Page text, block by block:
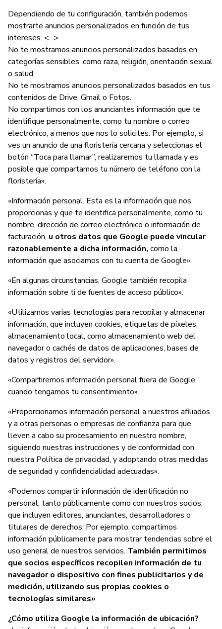
Dependiendo de tu configuración, también podemos
mostrarte anuncios personalizados en función de tus
intereses. <...>
No te mostramos anuncios personalizados basados en
categorías sensibles, como raza, religión, orientación sexual
o salud.
No te mostramos anuncios personalizados basados en tus
contenidos de Drive, Gmail o Fotos.
No compartimos con los anunciantes información que te
identifique personalmente, como tu nombre o correo
electrónico, a menos que nos lo solicites. Por ejemplo, si
ves un anuncio de una floristería cercana y seleccionas el
botón “Toca para llamar”, realizaremos tu llamada y es
posible que compartamos tu número de teléfono con la
floristería».
«Información personal. Esta es la información que nos
proporcionas y que te identifica personalmente, como tu
nombre, dirección de correo electrónico o información de
facturación, u otros datos que Google puede vincular
razonablemente a dicha información, como la
información que asociamos con tu cuenta de Google».
«En algunas circunstancias, Google también recopila
información sobre ti de fuentes de acceso público».
«Utilizamos varias tecnologías para recopilar y almacenar
información, que incluyen cookies, etiquetas de píxeles,
almacenamiento local, como almacenamiento web del
navegador o cachés de datos de aplicaciones, bases de
datos y registros del servidor».
«Compartiremos información personal fuera de Google
cuando tengamos tu consentimiento».
«Proporcionamos información personal a nuestros afiliados
y a otras personas o empresas de confianza para que
lleven a cabo su procesamiento en nuestro nombre,
siguiendo nuestras instrucciones y de conformidad con
nuestra Política de privacidad, y adoptando otras medidas
de seguridad y confidencialidad adecuadas».
«Podemos compartir información de identificación no
personal, tanto públicamente como con nuestros socios,
que incluyen editores, anunciantes, desarrolladores o
titulares de derechos. Por ejemplo, compartimos
información públicamente para mostrar tendencias sobre el
uso general de nuestros servicios. También permitimos
que socios específicos recopilen información de tu
navegador o dispositivo con fines publicitarios y de
medición, utilizando sus propias cookies o
tecnologías similares».
¿Cómo utiliza Google la información de ubicación?